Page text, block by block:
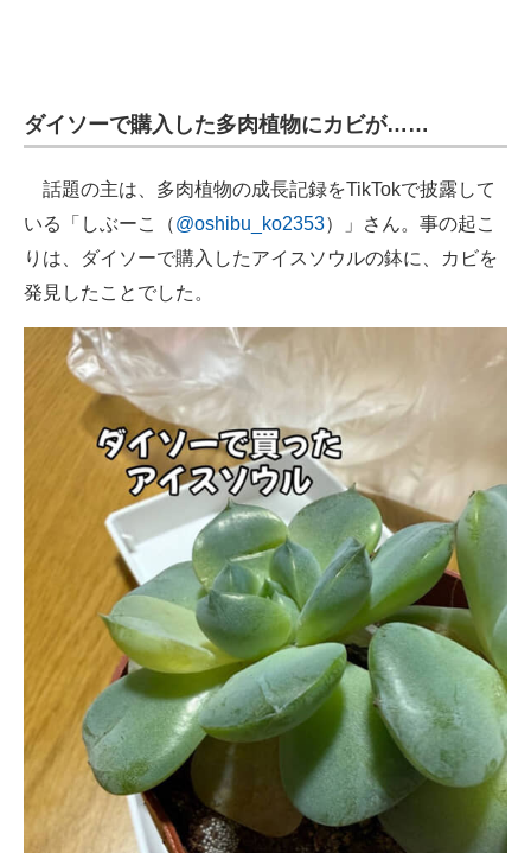
建設×テクノロジーの最前線
ちょっと気になるネットの話題
ダイソーで購入した多肉植物にカビが……
話題の主は、多肉植物の成長記録をTikTokで披露して
いる「しぶーこ（@oshibu_ko2353）」さん。事の起こ
りは、ダイソーで購入したアイスソウルの鉢に、カビを
発見したことでした。